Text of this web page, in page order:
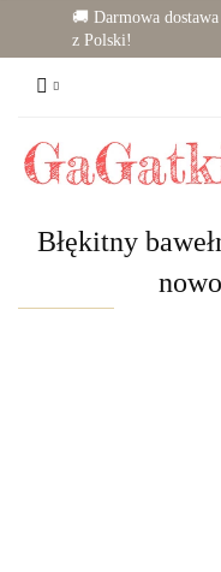
🚚 Darmowa
z Polski!
Błękitny